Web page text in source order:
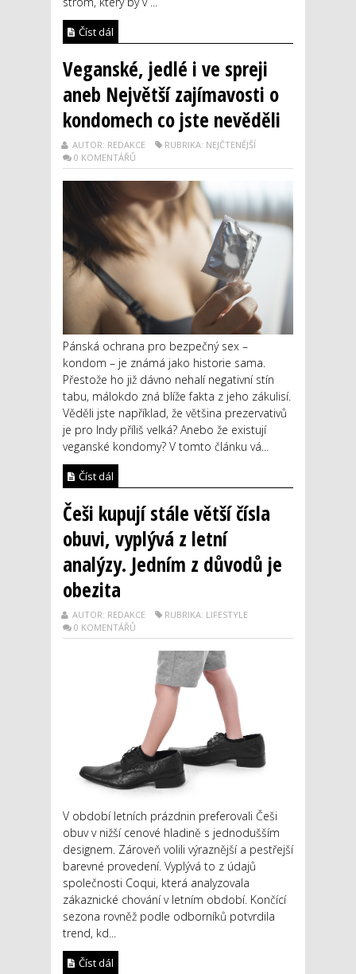
Číst dál
Veganské, jedlé i ve spreji
aneb Největší zajímavosti o
kondomech co jste nevěděli
AUTOR: REDAKCE
RUBRIKA: NEJČTENĚJŠÍ
0 KOMENTÁŘŮ
Pánská ochrana pro bezpečný sex –
kondom – je známá jako historie sama.
Přestože ho již dávno nehalí negativní stín
tabu, málokdo zná blíže fakta z jeho zákulisí.
Věděli jste například, že většina prezervativů
je pro Indy příliš velká? Anebo že existují
veganské kondomy? V tomto článku vá...
Číst dál
Češi kupují stále větší čísla
obuvi, vyplývá z letní
analýzy. Jedním z důvodů je
obezita
AUTOR: REDAKCE
RUBRIKA: LIFESTYLE
0 KOMENTÁŘŮ
V období letních prázdnin preferovali Češi
obuv v nižší cenové hladině s jednodušším
designem. Zároveň volili výraznější a pestřejší
barevné provedení. Vyplývá to z údajů
společnosti Coqui, která analyzovala
zákaznické chování v letním období. Končící
sezona rovněž podle odborníků potvrdila
trend, kd...
Číst dál